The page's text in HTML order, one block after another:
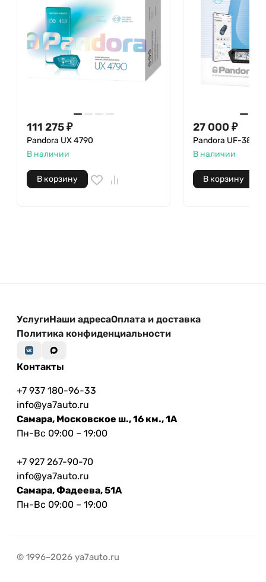
111 275 ₽
Pandora UX 4790
В наличии
В корзину
27 000 ₽
Pandora UF-3830
В наличии
В корзину
УслугиНаши адресаОплата и доставка
Политика конфиденциальности
Контакты
+7 937 180-96-33
info@ya7auto.ru
Самара, Московское ш., 16 км., 1А
Пн-Вс 09:00 – 19:00
+7 927 267-90-70
info@ya7auto.ru
Самара, Фадеева, 51А
Пн-Вс 09:00 – 19:00
© 1996–2026 ya7auto.ru